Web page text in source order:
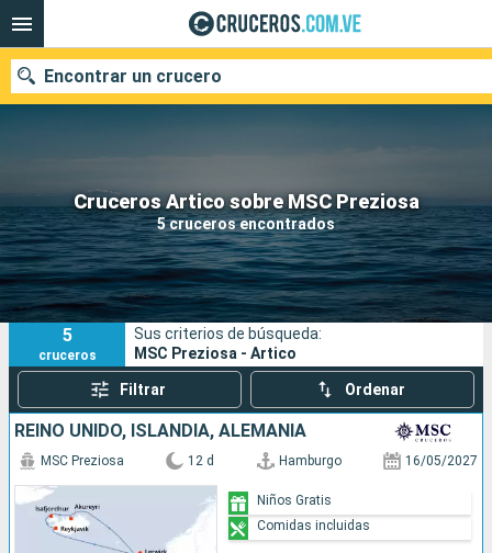
Cruceros Artico sobre MSC Preziosa
5 cruceros encontrados
Encontrar un crucero
Nuestros destinos
Fecha de salida
Puertos Compañías
Buscar
5
cruceros
Sus criterios de búsqueda:
MSC Preziosa - Artico
Filtrar Ordenar
REINO UNIDO, ISLANDIA, ALEMANIA
MSC Preziosa 12 d Hamburgo 16/05/2027
Niños Gratis
Comidas incluidas